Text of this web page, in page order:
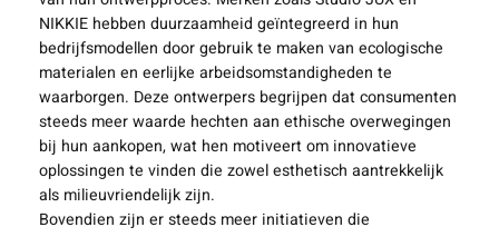
NIKKIE hebben duurzaamheid geïntegreerd in hun
bedrijfsmodellen door gebruik te maken van ecologische
materialen en eerlijke arbeidsomstandigheden te
waarborgen. Deze ontwerpers begrijpen dat consumenten
steeds meer waarde hechten aan ethische overwegingen
bij hun aankopen, wat hen motiveert om innovatieve
oplossingen te vinden die zowel esthetisch aantrekkelijk
als milieuvriendelijk zijn.
Bovendien zijn er steeds meer initiatieven die